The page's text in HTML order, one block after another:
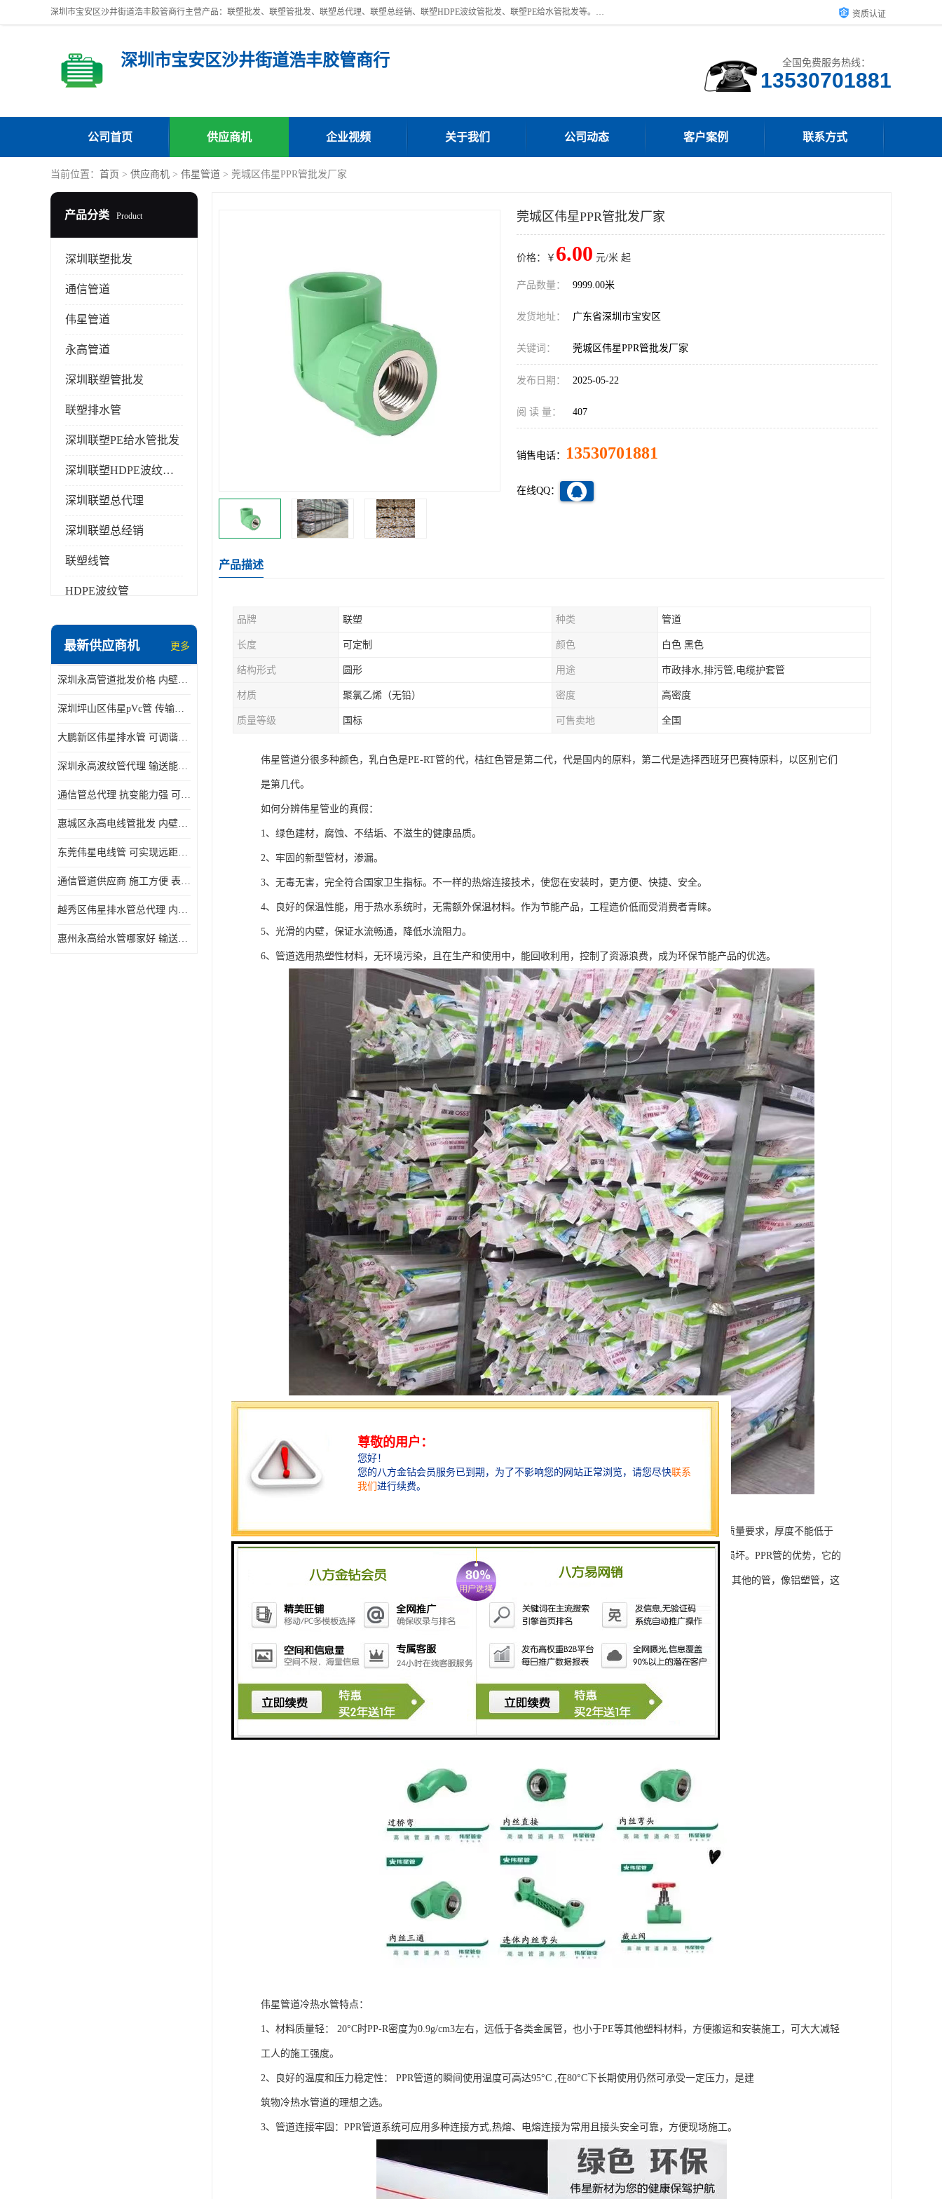
深圳市宝安区沙井街道浩丰胶管商行主营产品：联塑批发、联塑管批发、联塑总代理、联塑总经销、联塑HDPE波纹管批发、联塑PE给水管批发等。凭借服务以及多年的勤奋拼搏，发展成为一家销售各种管材管件，绝缘电工套管及配件等系列产品的贸易公司。公司秉承“顾客至上，锐意进取”的经营理念，坚持“客户至上”原则为广大客户提供的服务。欢迎惠顾！ 资质认证
深圳市宝安区沙井街道浩丰胶管商行 全国免费服务热线：
公司首页 供应商机 企业视频 关于我们 公司动态 客户案例 联系方式
当前位置： 首页 > 供应商机 > 伟星管道 > 莞城区伟星PPR管批发厂家
产品分类 Product
深圳联塑批发
通信管道
伟星管道
永高管道
深圳联塑管批发
联塑排水管
深圳联塑PE给水管批发
深圳联塑HDPE波纹管批发
深圳联塑总代理
深圳联塑总经销
联塑线管
HDPE波纹管
最新供应商机 更多
深圳永高管道批发价格 内壁光滑 抗震性能好
深圳坪山区伟星pVc管 传输损耗小 频率稳定性好
大鹏新区伟星排水管 可调谐性好 大功率 效率高
深圳永高波纹管代理 输送能力强 可以承受高温
通信管总代理 抗变能力强 可耐强震 扭曲
惠城区永高电线管批发 内壁光滑 抗震性能好
东莞伟星电线管 可实现远距离通信 频率稳定性好
通信管道供应商 施工方便 表面电阻系数大
越秀区伟星排水管总代理 内部表面光滑 大功率 效率高
惠州永高给水管哪家好 输送能力强 方便施工和运输
莞城区伟星PPR管批发厂家
价格：￥ 6.00 元/米 起
产品数量： 9999.00米
发货地址： 广东省深圳市宝安区
关键词： 莞城区伟星PPR管批发厂家
发布日期： 2025-05-22
阅 读 量： 407
销售电话： 13530701881
在线QQ：
产品描述
品牌 联塑 种类 管道
长度 可定制 颜色 白色 黑色
结构形式 圆形 用途 市政排水,排污管,电缆护套管
材质 聚氯乙烯（无铅） 密度 高密度
质量等级 国标 可售卖地 全国
伟星管道分很多种颜色，乳白色是PE-RT管的代，桔红色管是第二代，代是国内的原料，第二代是选择西班牙巴赛特原料，以区别它们
是第几代。
如何分辨伟星管业的真假：
1、绿色建材，腐蚀、不结垢、不滋生的健康品质。
2、牢固的新型管材，渗漏。
3、无毒无害，完全符合国家卫生指标。不一样的热熔连接技术，使您在安装时，更方便、快捷、安全。
4、良好的保温性能，用于热水系统时，无需额外保温材料。作为节能产品，工程造价低而受消费者青睐。
5、光滑的内壁，保证水流畅通，降低水流阻力。
6、管道选用热塑性材料，无环境污染，且在生产和使用中，能回收利用，控制了资源浪费，成为环保节能产品的优选。
伟星管道里目前常用的是PPR水管，种类比较多。其中PPR管在市场占有率比较大，比较主流的。对PPR管的质量要求，厚度不能低于
2.8。冷水管应该是不会低于2.3。PPR管热水管加厚以后可以保证一种稳定性，不容易在今后冷热交换中出现损坏。PPR管的优势，它的
管与管件进行热熔，热熔之后管子和管件连为一体，这种管直接埋入地底或者是墙里，后期的风险几乎很小。其他的管，像铝塑管，这
种质量本身还是不错的。
伟星管道冷热水管特点：
1、材料质量轻： 20°C时PP-R密度为0.9g/cm3左右，远低于各类金属管，也小于PE等其他塑料材料，方便搬运和安装施工，可大大减轻
工人的施工强度。
2、良好的温度和压力稳定性： PPR管道的瞬间使用温度可高达95°C ,在80°C下长期使用仍然可承受一定压力，是建
筑物冷热水管道的理想之选。
3、管道连接牢固：PPR管道系统可应用多种连接方式,热熔、电熔连接为常用且接头安全可靠，方便现场施工。